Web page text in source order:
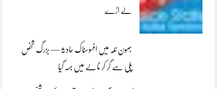
لے اڑے
بھون نلہ میں افسوسناک حادثہ — بزرگ شخص
پلی سے گر کر نالے میں بہہ گیا